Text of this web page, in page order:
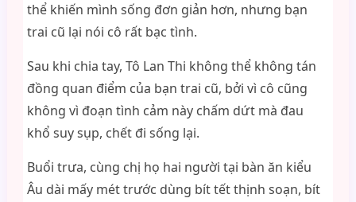
thể khiến mình sống đơn giản hơn, nhưng bạn
trai cũ lại nói cô rất bạc tình.
Sau khi chia tay, Tô Lan Thi không thể không tán
đồng quan điểm của bạn trai cũ, bởi vì cô cũng
không vì đoạn tình cảm này chấm dứt mà đau
khổ suy sụp, chết đi sống lại.
Buổi trưa, cùng chị họ hai người tại bàn ăn kiểu
Âu dài mấy mét trước dùng bít tết thịnh soạn, bít